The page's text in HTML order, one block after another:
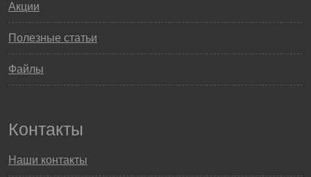
Акции
Полезные статьи
Файлы
Контакты
Наши контакты